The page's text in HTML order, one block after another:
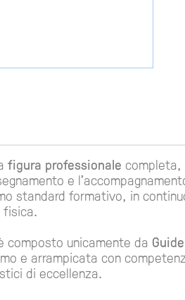
figura professionale
e
standard formativo, in
fisica.
unicamente da
e arrampicata con
di eccellenza.